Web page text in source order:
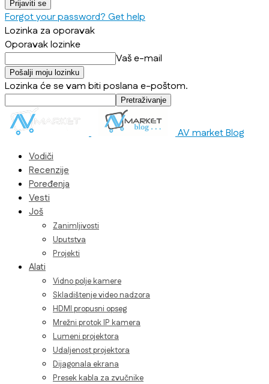
Forgot your password? Get help
Lozinka za oporavak
Oporavak lozinke
Vaš e-mail
Lozinka će se vam biti poslana e-poštom.
AV market Blog
Vodiči
Recenzije
Poređenja
Vesti
Još
Zanimljivosti
Uputstva
Projekti
Alati
Vidno polje kamere
Skladištenje video nadzora
HDMI propusni opseg
Mrežni protok IP kamera
Lumeni projektora
Udaljenost projektora
Dijagonala ekrana
Presek kabla za zvučnike